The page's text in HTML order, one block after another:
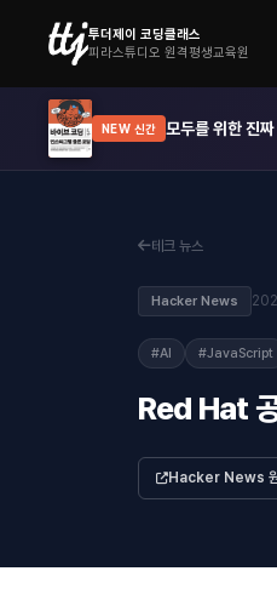
투더제이 코딩클래스
피라스튜디오 원격평생교육원
NEW 신간 모두를 위한 진
테크 뉴스
Hacker News
#AI #JavaScript
Red Hat
Hacker News 원